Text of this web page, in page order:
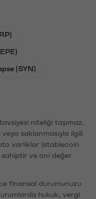
(SYN)
niteliği taşımaz.
veya saklanmasıyla ilgili
varlıklar (stablecoin
ve ani değer
finansal durumunuzu
hukuk, vergi